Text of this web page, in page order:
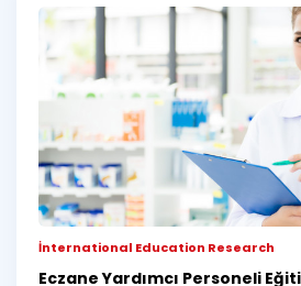
İnternational Education Research
Eczane Yardımcı Personeli